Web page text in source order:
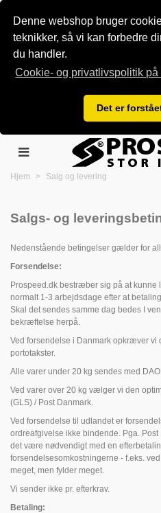
Denne webshop bruger
teknikker, så vi kan forbedre
du handler.
Cookie- og privatlivspolitik
Det er
Hjem > Salg og levering
Salgs- og
Nedenstående betingelser gælder for
Forsendelse:
Prospeed.dk bestræber sig på at kunne
normalt 1-3 arbejdsdage efter at
Skal det sendes samme dag bedes I
bekræftelse herpå.
Ved forsendelse i Danmark opkræver
portotakster.
Alle varer under 20 kg sendes med
Ved varer over 20 kg vælger vi den
(GLS) / Post Danmark.
Ved forsendelse til udlandet er
ordreafgivelse ikke bindende. Pga.
det være nødvendigt med en
forsendelsesomkostningerne - f.eks.
meget, men fylder meget.
Vi sender ikke pr. efterkrav.
Betaling: